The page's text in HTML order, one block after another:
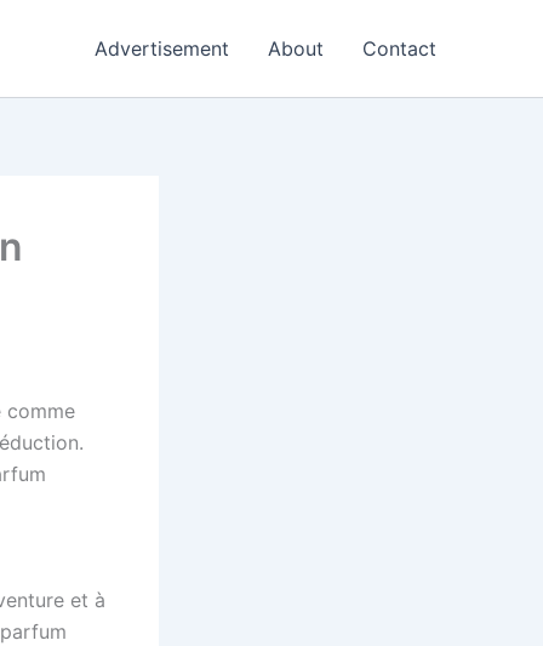
Advertisement About Contact
comme
et à